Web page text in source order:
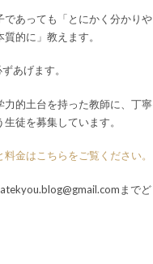
であっても「とにかく分かりや
的に」教えます。
あげます。
力的土台を持った教師に、丁寧
徒を募集しています。
金はこちらをご覧ください。
までど